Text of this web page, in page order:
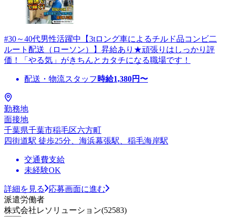
#30～40代男性活躍中【3tロング車によるチルド品コンビ二
ルート配送（ローソン）】昇給あり★頑張りはしっかり評
価！「やる気」がきちんとカタチになる職場です！
配送・物流スタッフ 時給1,380円〜
勤務地
面接地
千葉県千葉市稲毛区六方町
四街道駅 徒歩25分、海浜幕張駅、稲毛海岸駅
交通費支給
未経験OK
詳細を見る
応募画面に進む
派遣労働者
株式会社レソリューション(52583)